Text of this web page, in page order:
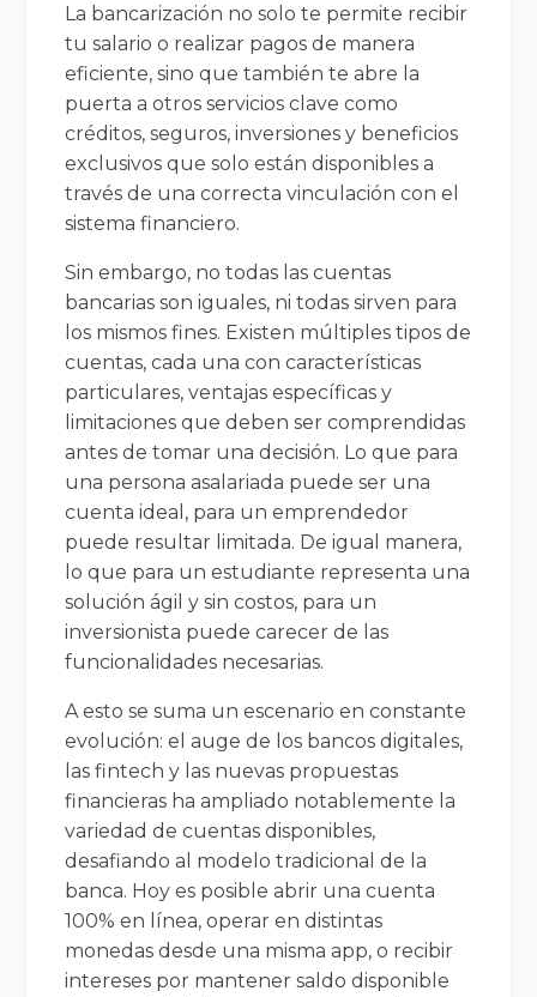
La bancarización no solo te permite recibir
tu salario o realizar pagos de manera
eficiente, sino que también te abre la
puerta a otros servicios clave como
créditos, seguros, inversiones y beneficios
exclusivos que solo están disponibles a
través de una correcta vinculación con el
sistema financiero.
Sin embargo, no todas las cuentas
bancarias son iguales, ni todas sirven para
los mismos fines. Existen múltiples tipos de
cuentas, cada una con características
particulares, ventajas específicas y
limitaciones que deben ser comprendidas
antes de tomar una decisión. Lo que para
una persona asalariada puede ser una
cuenta ideal, para un emprendedor
puede resultar limitada. De igual manera,
lo que para un estudiante representa una
solución ágil y sin costos, para un
inversionista puede carecer de las
funcionalidades necesarias.
A esto se suma un escenario en constante
evolución: el auge de los bancos digitales,
las fintech y las nuevas propuestas
financieras ha ampliado notablemente la
variedad de cuentas disponibles,
desafiando al modelo tradicional de la
banca. Hoy es posible abrir una cuenta
100% en línea, operar en distintas
monedas desde una misma app, o recibir
intereses por mantener saldo disponible